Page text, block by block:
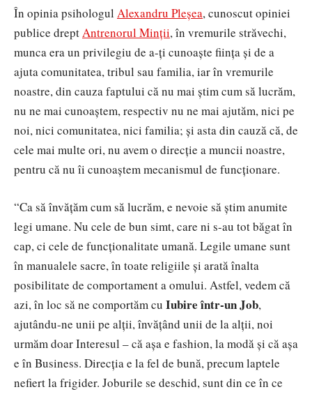
În opinia psihologul Alexandru Pleşea, cunoscut opiniei
publice drept Antrenorul Minţii, în vremurile străvechi,
munca era un privilegiu de a-ți cunoaște ființa și de a
ajuta comunitatea, tribul sau familia, iar în vremurile
noastre, din cauza faptului că nu mai știm cum să lucrăm,
nu ne mai cunoaștem, respectiv nu ne mai ajutăm, nici pe
noi, nici comunitatea, nici familia; și asta din cauză că, de
cele mai multe ori, nu avem o direcție a muncii noastre,
pentru că nu îi cunoaștem mecanismul de funcționare.
“Ca să învățăm cum să lucrăm, e nevoie să știm anumite
legi umane. Nu cele de bun simt, care ni s-au tot băgat în
cap, ci cele de funcționalitate umană. Legile umane sunt
în manualele sacre, în toate religiile și arată înalta
posibilitate de comportament a omului. Astfel, vedem că
azi, în loc să ne comportăm cu Iubire într-un Job,
ajutându-ne unii pe alții, învățând unii de la alții, noi
urmăm doar Interesul – că așa e fashion, la modă și că așa
e în Business. Direcția e la fel de bună, precum laptele
nefiert la frigider. Joburile se deschid, sunt din ce în ce